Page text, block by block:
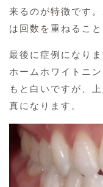
来るのが特徴です
は回数を重ねるこ
最後に症例になりま
ホームホワイトニ
もと白いですが、
真になります。